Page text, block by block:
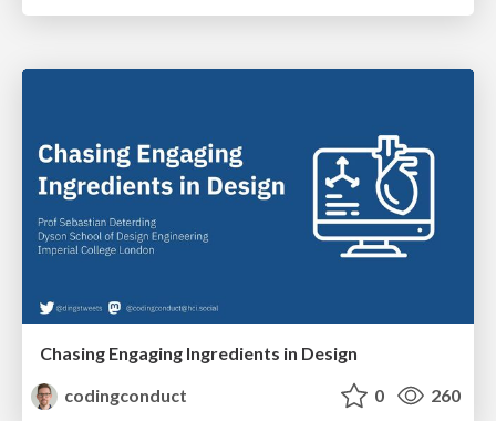
Chasing Engaging Ingredients in Design
codingconduct
0 260